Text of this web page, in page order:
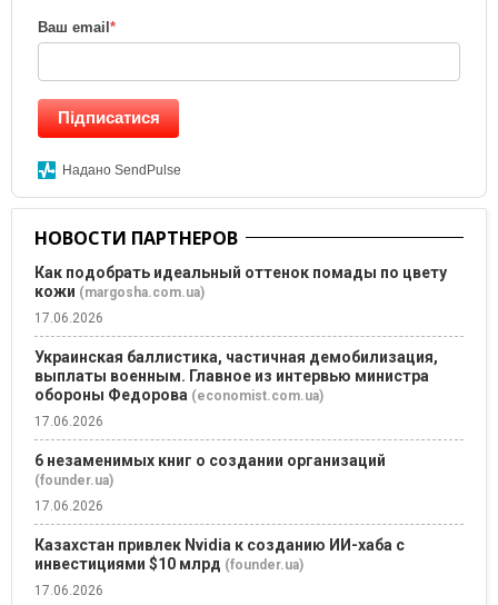
Ваш email *
Підписатися
Надано SendPulse
НОВОСТИ ПАРТНЕРОВ
Как подобрать идеальный оттенок помады по цвету
кожи (margosha.com.ua)
17.06.2026
Украинская баллистика, частичная демобилизация,
выплаты военным. Главное из интервью министра
обороны Федорова (economist.com.ua)
17.06.2026
6 незаменимых книг о создании организаций
(founder.ua)
17.06.2026
Казахстан привлек Nvidia к созданию ИИ-хаба с
инвестициями $10 млрд (founder.ua)
17.06.2026